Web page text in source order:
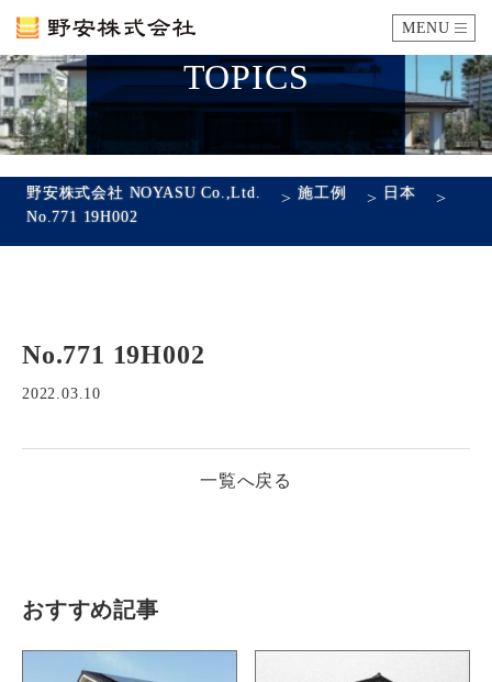
MENU
カタログ
企業情報
会社概要
採用情報
先輩社員の声
TOPICS
野安株式会社 NOYASU Co.,Ltd. >施工例 > 日本 >
No.771 19H002
No.771 19H002
2022.03.10
一覧へ戻る
おすすめ記事